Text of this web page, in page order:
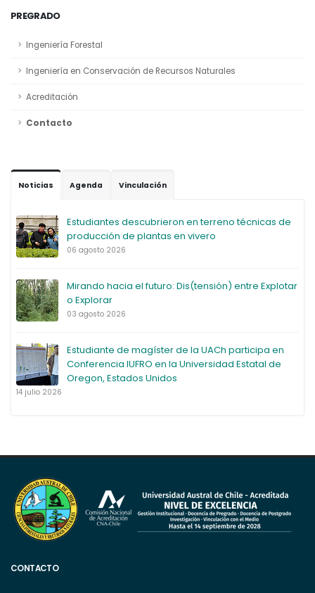
PREGRADO
Ingeniería Forestal
Ingeniería en Conservación de Recursos Naturales
Acreditación
Contacto
Noticias Agenda Vinculación
Estudiantes descubrieron en terreno técnicas de
producción de plantas en vivero
06 agosto 2026
Mirando hacia el futuro: Dis(tensión) entre Explotar
o Explorar
03 agosto 2026
Estudiante de magíster de la UACh participa en
Conferencia IUFRO en la Universidad Estatal de
Oregon, Estados Unidos
14 julio 2026
CONTACTO